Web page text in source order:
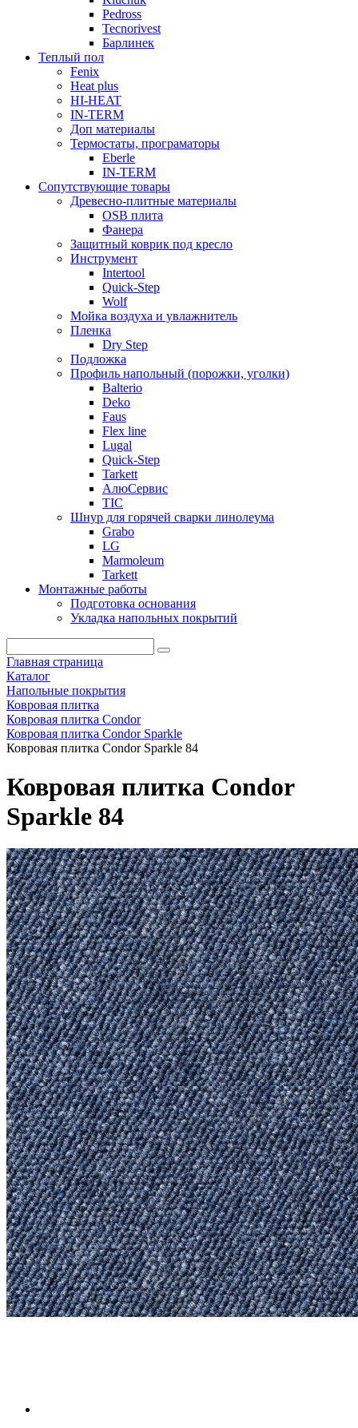
Pedross
Tecnorivest
Барлинек
Теплый пол
Fenix
Heat plus
HI-HEAT
IN-TERM
Доп материалы
Термостаты, програматоры
Eberle
IN-TERM
Сопутствующие товары
Древесно-плитные материалы
OSB плита
Фанера
Защитный коврик под кресло
Инструмент
Intertool
Quick-Step
Wolf
Мойка воздуха и увлажнитель
Пленка
Dry Step
Подложка
Профиль напольный (порожки, уголки)
Balterio
Deko
Faus
Flex line
Lugal
Quick-Step
Tarkett
АлюСервис
ТІС
Шнур для горячей сварки линолеума
Grabo
LG
Marmoleum
Tarkett
Монтажные работы
Подготовка основания
Укладка напольных покрытий
Главная страница
Каталог
Напольные покрытия
Ковровая плитка
Ковровая плитка Condor
Ковровая плитка Condor Sparkle
Ковровая плитка Condor Sparkle 84
Ковровая плитка Condor
Sparkle 84